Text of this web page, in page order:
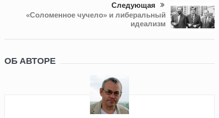
Следующая
«Соломенное чучело» и либеральный
идеализм
ОБ АВТОРЕ